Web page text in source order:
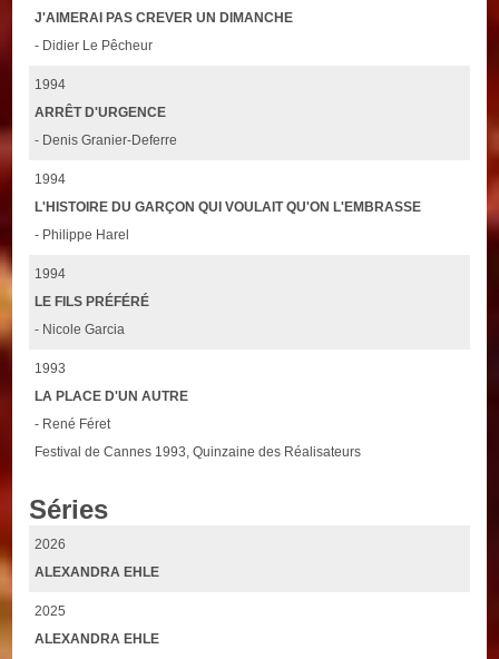
J'AIMERAI PAS CREVER UN DIMANCHE
- Didier Le Pêcheur
1994
ARRÊT D'URGENCE
- Denis Granier-Deferre
1994
L'HISTOIRE DU GARÇON QUI VOULAIT QU'ON L'EMBRASSE
- Philippe Harel
1994
LE FILS PRÉFÉRÉ
- Nicole Garcia
1993
LA PLACE D'UN AUTRE
- René Féret
Festival de Cannes 1993, Quinzaine des Réalisateurs
Séries
2026
ALEXANDRA EHLE
2025
ALEXANDRA EHLE